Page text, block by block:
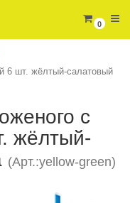
0
6 шт. жёлтый-салатовый
с
жёлтый-
(Арт.:yellow-green)